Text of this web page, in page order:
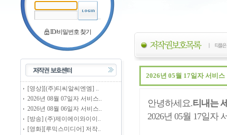
ID/비밀번호 찾기
[영상][(주)티씨알씨엔엠] ..
2026년 08월 07일자 서비스..
2026년 08월 06일자 서비스..
[방송] (주)제이에이와이이..
[영화][루믹스미디어] 저작..
2026년 05월 17일자 서비스
안녕하세요.티내는
2026년 05월 17일자